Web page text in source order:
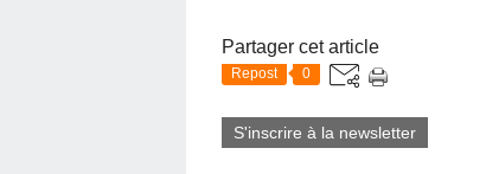
Partager cet article
Repost 0
S'inscrire à la newsletter